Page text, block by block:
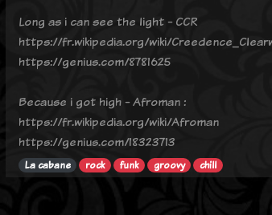
Long as i can see the light - CCR
https://fr.wikipedia.org/wiki/
https://genius.com/8781625
Because i got high - Afroman :
https://fr.wikipedia.org/wiki/Afroman
https://genius.com/18323713
La cabane rock funk groovy chill